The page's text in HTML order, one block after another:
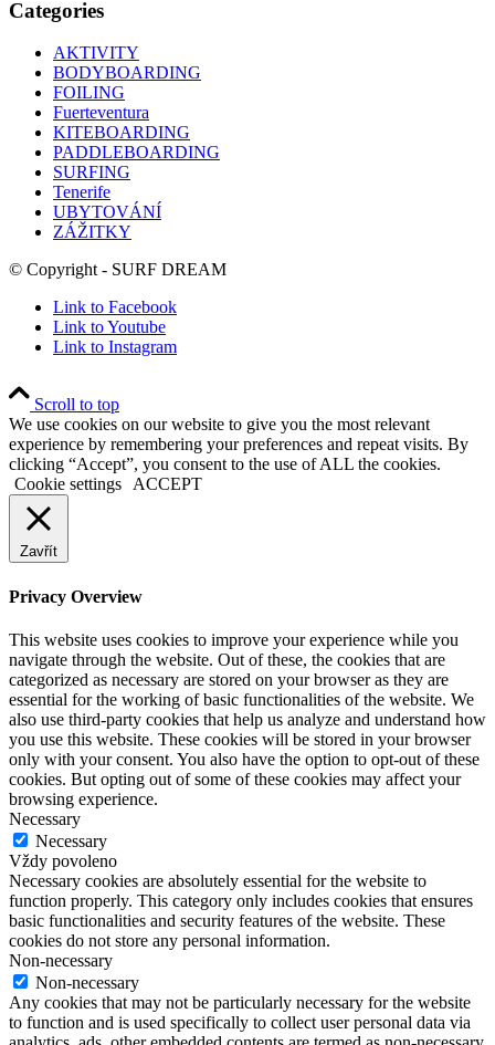
Categories
AKTIVITY
BODYBOARDING
FOILING
Fuerteventura
KITEBOARDING
PADDLEBOARDING
SURFING
Tenerife
UBYTOVÁNÍ
ZÁŽITKY
© Copyright - SURF DREAM
Link to Facebook
Link to Youtube
Link to Instagram
Scroll to top
We use cookies on our website to give you the most relevant
experience by remembering your preferences and repeat visits. By
clicking “Accept”, you consent to the use of ALL the cookies.
Cookie settings
ACCEPT
Zavřít
Privacy Overview
This website uses cookies to improve your experience while you
navigate through the website. Out of these, the cookies that are
categorized as necessary are stored on your browser as they are
essential for the working of basic functionalities of the website. We
also use third-party cookies that help us analyze and understand how
you use this website. These cookies will be stored in your browser
only with your consent. You also have the option to opt-out of these
cookies. But opting out of some of these cookies may affect your
browsing experience.
Necessary
Necessary
Vždy povoleno
Necessary cookies are absolutely essential for the website to
function properly. This category only includes cookies that ensures
basic functionalities and security features of the website. These
cookies do not store any personal information.
Non-necessary
Non-necessary
Any cookies that may not be particularly necessary for the website
to function and is used specifically to collect user personal data via